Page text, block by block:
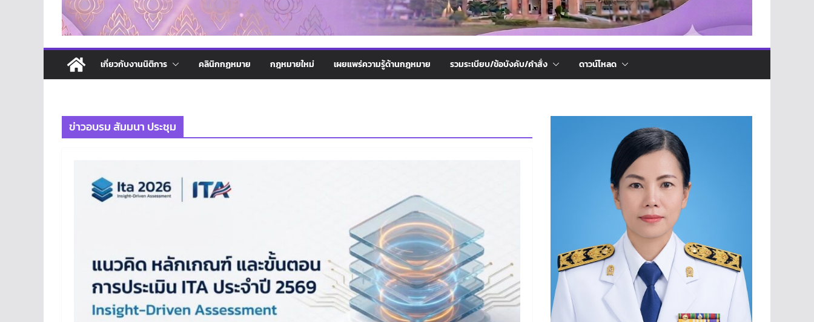
เกี่ยวกับงานนิติการ คลินิกกฏหมาย กฎหมายใหม่ เผยแพร่ความรู้ด้านกฎหมาย รวมระเบียบ/ข้อบังคับ/คำสั่ง ดาวน์โหลด
ข่าวอบรม สัมมนา ประชุม